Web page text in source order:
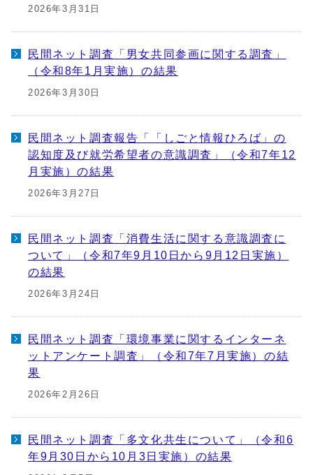
2026年3月31日
民間ネット調査「男女共同参画に関する調査」
（令和8年1月実施）の結果
2026年3月30日
民間ネット調査報告「「しごと情報ひろば」の
認知度及び就労希望者の意識調査」（令和7年12
月実施）の結果
2026年3月27日
民間ネット調査「消費生活に関する意識調査に
ついて」（令和7年9月10日から9月12日実施）
の結果
2026年3月24日
民間ネット調査「環境事業に関するインターネ
ットアンケート調査」（令和7年7月実施）の結
果
2026年2月26日
民間ネット調査「多文化共生について」（令和6
年9月30日から10月3日実施）の結果